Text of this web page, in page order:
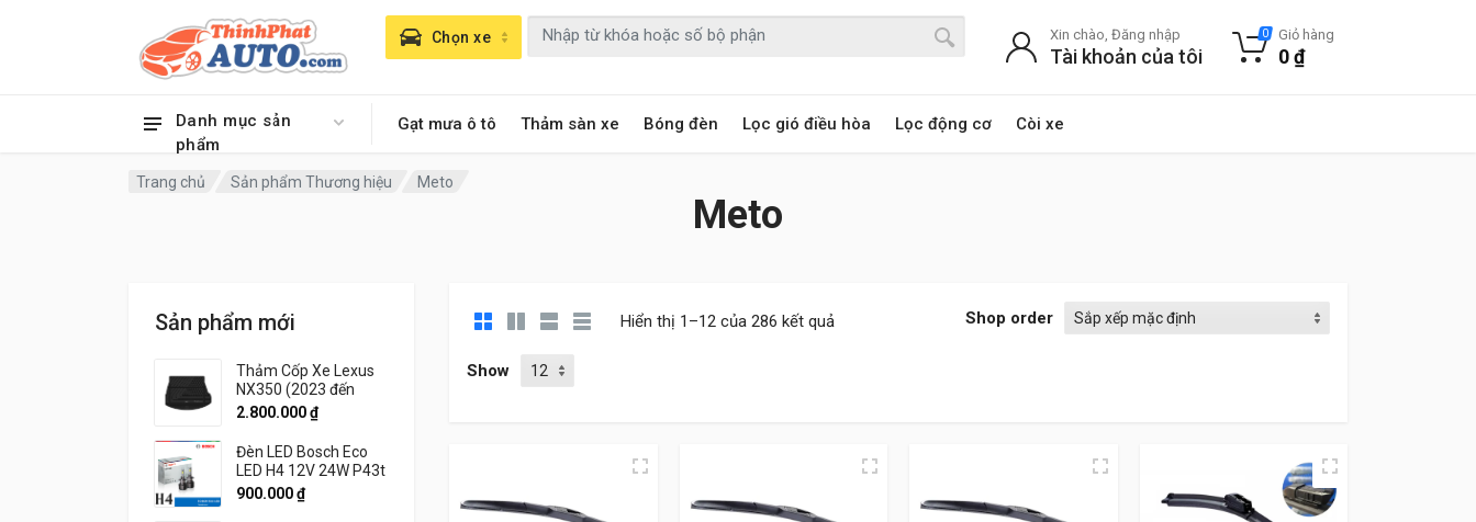
Danh mục sản
phẩm
Gạt mưa ô tô Thảm sàn xe Bóng đèn Lọc gió điều hòa Lọc động cơ Còi xe
Chọn xe Xin chào, Đăng nhập
Tài khoản của tôi
0 Giỏ hàng
0₫
Trang chủ Sản phẩm Thương hiệu Meto
Meto
Sản phẩm mới
Thảm Cốp Xe Lexus
NX350 (2023 đến
2026) Thương hiệu
3W Chính Hãng
2.800.000₫
Đèn LED Bosch Eco
LED H4 12V 24W P43t
900.000₫
Hiển thị 1–12 của 286 kết quả Shop order
Show